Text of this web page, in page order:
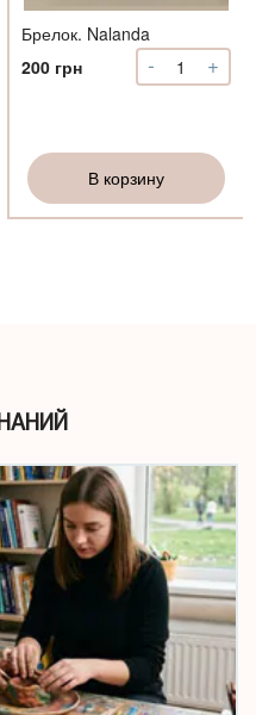
Брелок. Nalanda
200 грн -
Количество
Брелок.
+
В корзину